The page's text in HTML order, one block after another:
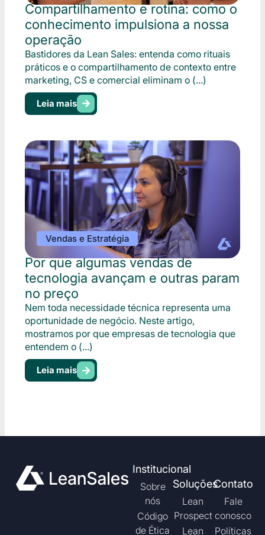
Compartilhamento e rotina: como o
conhecimento impulsiona a nossa
operação
Bastidores da Lean Sales: entenda como rituais
práticos e o compartilhamento de contexto entre
marketing, CS e comercial eliminam o (...)
Leia mais
Vendas e Estratégia
Por que algumas vendas de
tecnologia avançam e outras param
no preço
Nem toda necessidade técnica representa uma
oportunidade de negócio. Neste artigo,
mostramos por que empresas de tecnologia que
entendem o (...)
Leia mais
Institucional
Sobre
nós
Código
de Ética
Soluções
Lean
Prospect
Lean
Contato
Fale
conosco
Políticas